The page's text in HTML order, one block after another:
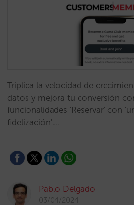
Triplica la velocidad de
datos y mejora tu conversión
funcionalidades 'Reservar' con
fidelización'.…
Pablo Delgado
03/04/2024